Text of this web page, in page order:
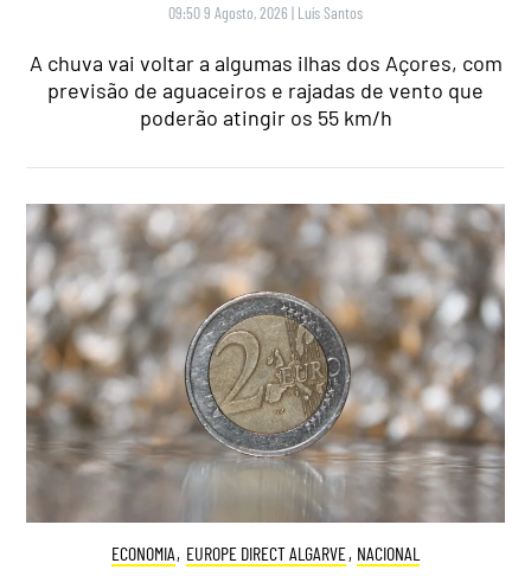
09:50 9 Agosto, 2026 | Luís Santos
A chuva vai voltar a algumas ilhas dos Açores, com
previsão de aguaceiros e rajadas de vento que
poderão atingir os 55 km/h
ECONOMIA, EUROPE DIRECT ALGARVE, NACIONAL